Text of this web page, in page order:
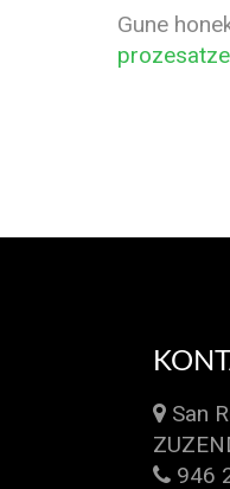
Gune
San
946